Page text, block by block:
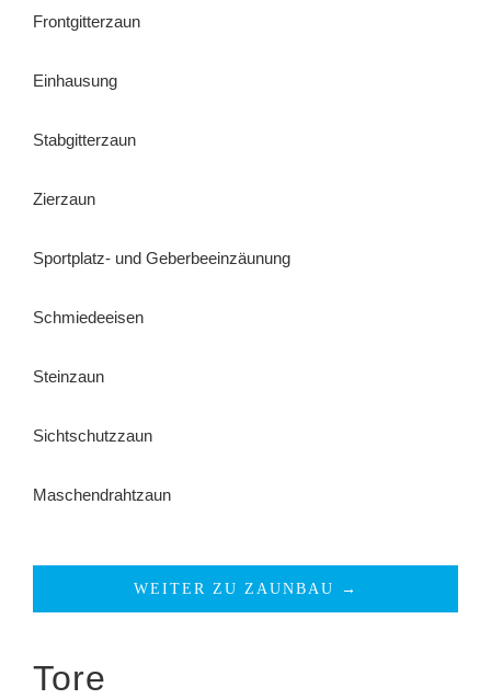
Frontgitterzaun
Einhausung
Stabgitterzaun
Zierzaun
Sportplatz- und Geberbeeinzäunung
Schmiedeeisen
Steinzaun
Sichtschutzzaun
Maschendrahtzaun
WEITER ZU ZAUNBAU →
Tore